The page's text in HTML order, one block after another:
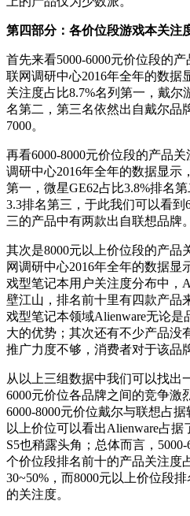
第四部分：各价位段游戏本关注
首先来看5000-6000元价位段的
联网调研中心2016年全年的数据
关注度占比8.7%名列第一，戴尔
名第二，第三名依然出自戴尔品
7000。
再看6000-8000元价位段的产品
调研中心2016年全年的数据显示
第一，微星GE62占比3.8%排名
3.3排名第三，于此我们可以看到
三的产品中有两款出自联想品牌。
其次是8000元以上价位段的产品
网调研中心2016年全年的数据显
戏型笔记本用户关注度分布中，
壁江山，排名前十里有四款产品
戏型笔记本领域Alienware无论
大的优势；其次还有不少产品没
推广力度不够，消费者对于该品
从以上三组数据中我们可以找出
6000元价位各品牌之间的竞争激
6000-8000元价位戴尔与联想占
以上价位可以看出Alienware占
S5也稍露头角；总体而言，
个价位段排名前十的产品关注度
30~50%，而8000元以上价位段
的关注度。